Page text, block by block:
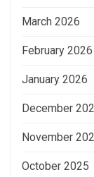
March 2026
February 2026
January 2026
December
November
October 2025